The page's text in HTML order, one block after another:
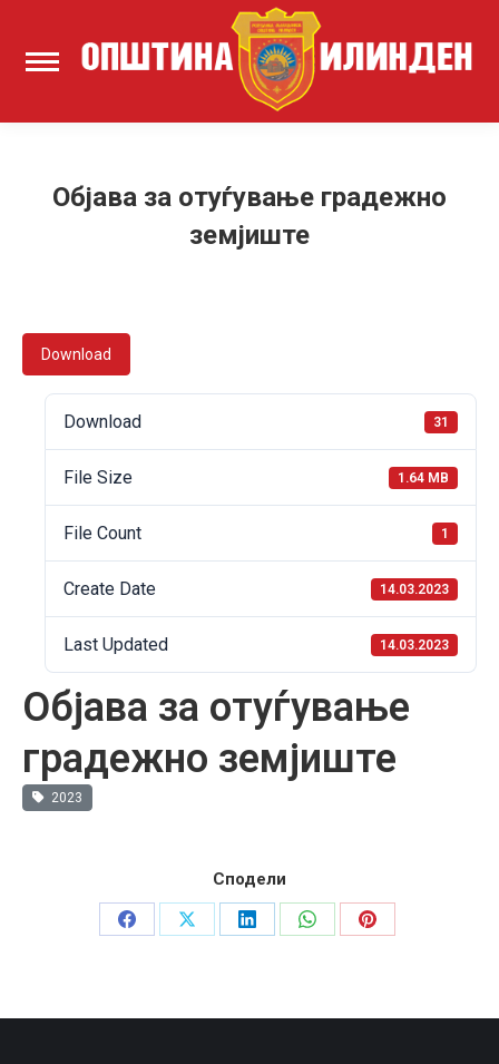
Објава за отуѓување градежно
земјиште
Download
Download 31
File Size 1.64 MB
File Count 1
Create Date 14.03.2023
Last Updated 14.03.2023
Објава за отуѓување
градежно земјиште
2023
Сподели
Share
Share
Share
Share
Share